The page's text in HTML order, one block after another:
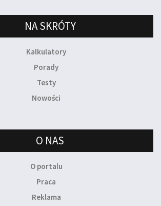
NA SKRÓTY
Kalkulatory
Porady
Testy
Nowości
O NAS
O portalu
Praca
Reklama